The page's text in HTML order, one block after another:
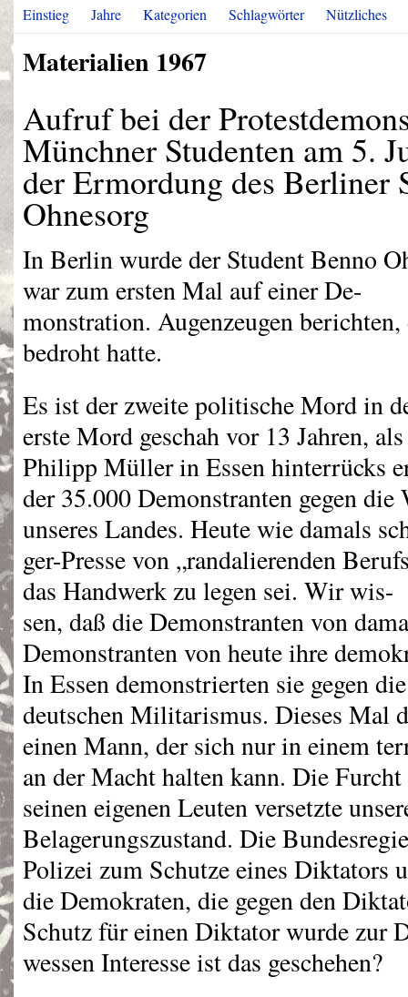
Einstieg Jahre Kategorien Schlagwörter Nützliches
Materialien 1967
Aufruf bei der
Münchner Studenten am 5.
der Ermordung des Berliner
Ohnesorg
In Berlin wurde der Student Benno
war zum ersten Mal auf einer De-
monstration. Augenzeugen
bedroht hatte.
Es ist der zweite politische Mord in
erste Mord geschah vor 13 Jahren,
Philipp Müller in Essen hinterrücks
der 35.000 Demonstranten gegen die
unseres Landes. Heute wie damals
ger-Presse von „randalierenden
das Handwerk zu legen sei. Wir wis-
sen, daß die Demonstranten von
Demonstranten von heute ihre
In Essen demonstrierten sie gegen
deutschen Militarismus. Dieses Mal
einen Mann, der sich nur in einem
an der Macht halten kann. Die
seinen eigenen Leuten versetzte
Belagerungszustand. Die
Polizei zum Schutze eines Diktators
die Demokraten, die gegen den
Schutz für einen Diktator wurde zur
wessen Interesse ist das geschehen?